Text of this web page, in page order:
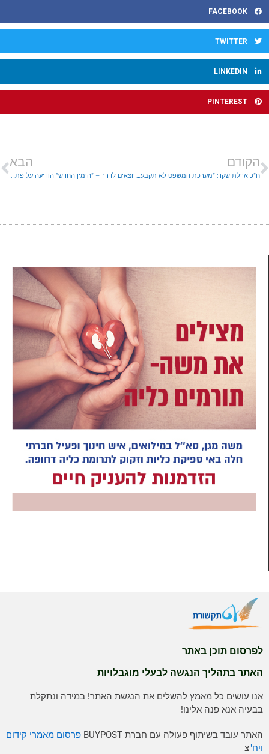
FACEBOOK
TWITTER
LINKEDIN
PINTEREST
הקודם
ח"כ איילת שקד: "מערכת המשפט לא תקבע מי יהיה ראש הממשלה של מדינת ישראל"
הבא
יוצאים לדרך – "הימין החדש" הודיעה על פתיחת מפקד ארצי ראשון
לפרסום תוכן באתר
האתר בתהליך הנגשה לבעלי מוגבלויות
אנו עושים כל מאמץ להשלים את הנגשת האתר! במידה ונתקלת
בבעיה אנא פנה אלינו!
האתר עובד בשיתוף פעולה עם חברת BUYPOST
פרסום מאמרי קידום
ויח"צ